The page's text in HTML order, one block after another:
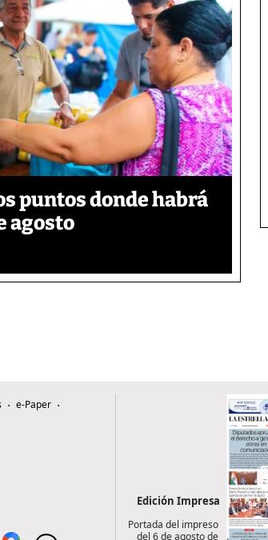
puntos donde habrá
agosto
e-Paper
Edición Impresa
Portada del impreso
del 6 de agosto de